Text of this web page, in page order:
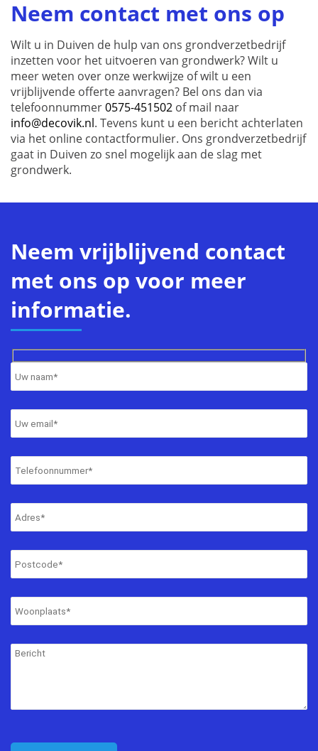
Neem contact met ons op
Wilt u in Duiven de hulp van ons grondverzetbedrijf
inzetten voor het uitvoeren van grondwerk? Wilt u
meer weten over onze werkwijze of wilt u een
vrijblijvende offerte aanvragen? Bel ons dan via
telefoonnummer0575-451502 of mail naar
info@decovik.nl. Tevens kunt u een bericht achterlaten
via het online contactformulier. Ons grondverzetbedrijf
gaat in Duiven zo snel mogelijk aan de slag met
grondwerk.
Neem vrijblijvend contact
met ons op voor meer
informatie.